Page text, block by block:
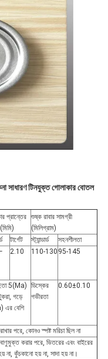
সাধারণ টিনযুক্ত গোলাকার বোতল
প্রান্তের শুষ্ক রাবার সামগ্রী
(মিলিগ্রাম)
টার্গেট স্ট্যান্ডার্ড
সহনশীলতা
2.10 110-130 95-145
5(Ma)
গড়ে
এর বেশি
ডিস্কের
গভীরতা
0.60±0.10
পরে, কোনও স্পষ্ট মরিচা ছিল না
করার পরে, ভিতরের এবং বাইরের
কুঁচকানো হয় না, সাদা হয় না।